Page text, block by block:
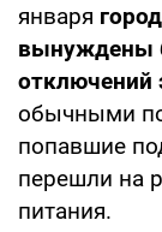
января
вынуждены
отключений
обычными
попавшие
перешли на
питания.